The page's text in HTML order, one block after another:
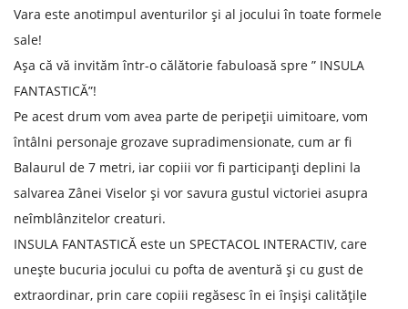
Vara este anotimpul aventurilor și al jocului în toate formele
sale!
Așa că vă invităm într-o călătorie fabuloasă spre ” INSULA
FANTASTICĂ”!
Pe acest drum vom avea parte de peripeții uimitoare, vom
întâlni personaje grozave supradimensionate, cum ar fi
Balaurul de 7 metri, iar copiii vor fi participanți deplini la
salvarea Zânei Viselor și vor savura gustul victoriei asupra
neîmblânzitelor creaturi.
INSULA FANTASTICĂ este un SPECTACOL INTERACTIV, care
unește bucuria jocului cu pofta de aventură și cu gust de
extraordinar, prin care copiii regăsesc în ei înșiși calitățile